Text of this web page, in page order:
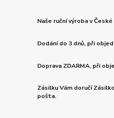
Naše ruční výroba v
Dodání do 3 dnů, při
Doprava ZDARMA, při
Zásilku Vám doručí
pošta.